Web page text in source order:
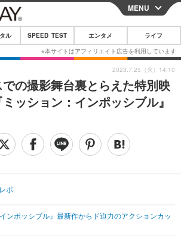
CLOSE
スマートフォン
その他
映画・ドラマ
ブログ
法
MENU
ル SPEED TEST エンタメ ライフ
の撮影舞台裏とらえた特別映
ッション：インポッシブル』
ポ
ンポッシブル』最新作からド迫力のアクションカッ
2023.7.25（火）14:10